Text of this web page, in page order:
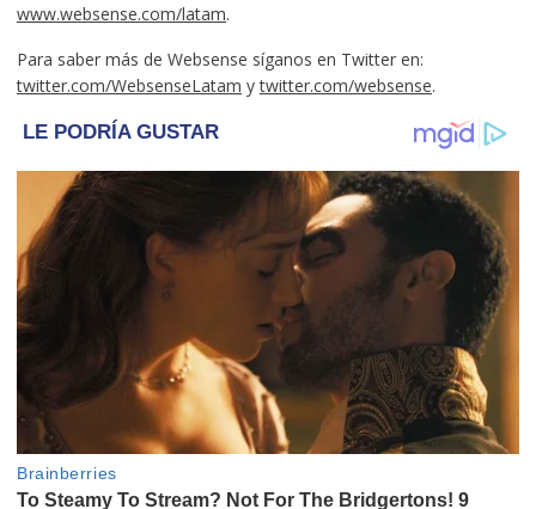
www.websense.com/latam.
Para saber más de Websense síganos en Twitter en:
twitter.com/WebsenseLatam ytwitter.com/websense.